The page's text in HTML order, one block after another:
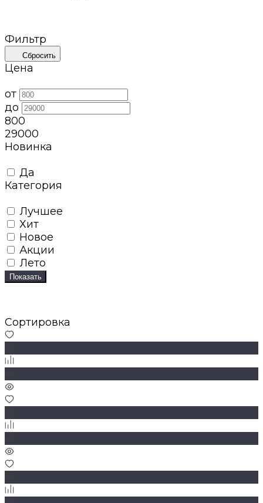
Фильтр
Сбросить
Цена
от
до
800
29000
Новинка
Да
Категория
Лучшее
Хит
Новое
Акции
Лето
Показать
Сортировка